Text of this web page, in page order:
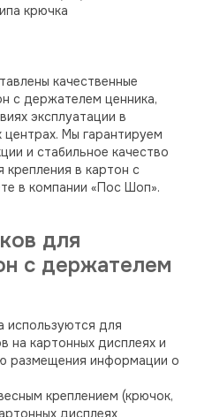
крючка
качественные
с держателем ценника,
эксплуатации в
Мы гарантируем
и стабильное качество
в картон с
в компании «Пос Шоп».
для
с держателем
используются для
на картонных дисплеях и
размещения информации о
креплением (крючок,
дисплеях